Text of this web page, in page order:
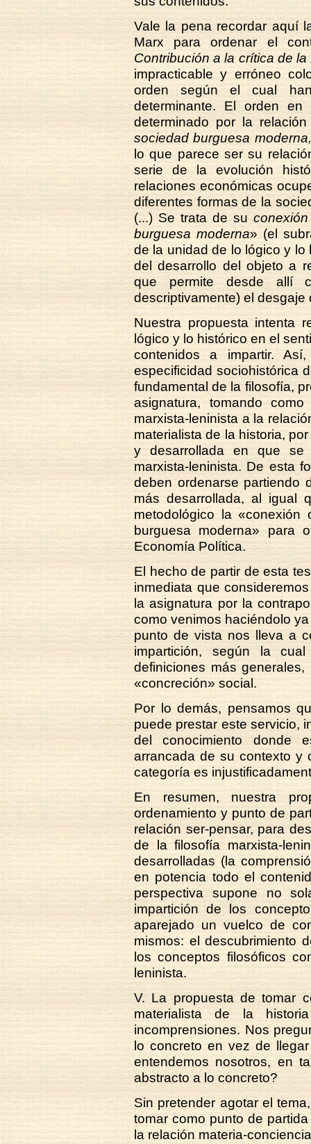
Vale la pena recordar aquí
Marx para ordenar el
Contribución a la crítica de
impracticable y erróneo
orden según el cual
determinante. El orden
determinado por la
sociedad burguesa moderna,
lo que parece ser su
serie de la evolución
relaciones económicas
diferentes formas de la
(...) Se trata de su
burguesa moderna» (el
de la unidad de lo lógico y
del desarrollo del objeto a
que permite desde allí
descriptivamente) el
Nuestra propuesta intenta
lógico y lo histórico en el
contenidos a impartir.
especificidad sociohistórica
fundamental de la filosofía,
asignatura, tomando
marxista-leninista a la
materialista de la historia,
y desarrollada en que se
marxista-leninista. De esta
deben ordenarse partiendo
más desarrollada, al igual
metodológico la
burguesa moderna» para
Economía Política.
El hecho de partir de esta
inmediata que
la asignatura por la
como venimos haciéndolo
punto de vista nos lleva a
impartición, según la
definiciones más
«concreción» social.
Por lo demás, pensamos
puede prestar este servicio,
del conocimiento donde
arrancada de su contexto y
categoría es
En resumen, nuestra
ordenamiento y punto de
relación ser-pensar, para
de la filosofía marxista-
desarrolladas (la
en potencia todo el
perspectiva supone no
impartición de los
aparejado un vuelco de
mismos: el descubrimiento
los conceptos filosóficos
leninista.
V. La propuesta de tomar
materialista de la
incomprensiones. Nos
lo concreto en vez de
entendemos nosotros, en
abstracto a lo concreto?
Sin pretender agotar el
tomar como punto de
la relación materia-